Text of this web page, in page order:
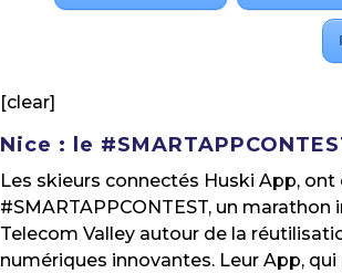
[clear]
Nice : le
Les skieurs connectés Huski App,
#SMARTAPPCONTEST, un
Telecom Valley autour de la
numériques innovantes. Leur App,